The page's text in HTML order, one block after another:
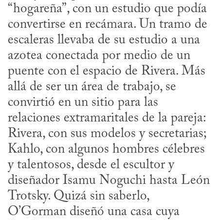
“hogareña”, con un estudio que podía
convertirse en recámara. Un tramo de
escaleras llevaba de su estudio a una
azotea conectada por medio de un
puente con el espacio de Rivera. Más
allá de ser un área de trabajo, se
convirtió en un sitio para las
relaciones extramaritales de la pareja:
Rivera, con sus modelos y secretarias;
Kahlo, con algunos hombres célebres
y talentosos, desde el escultor y
diseñador Isamu Noguchi hasta León
Trotsky. Quizá sin saberlo,
O’Gorman diseñó una casa cuya